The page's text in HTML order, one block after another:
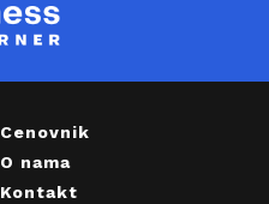
Cenovnik
O nama
Kontakt